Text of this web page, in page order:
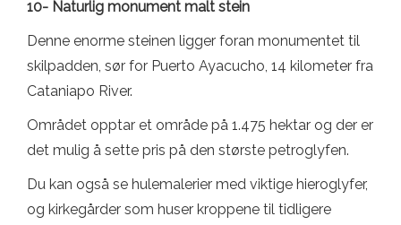
10- Naturlig monument malt stein
Denne enorme steinen ligger foran monumentet til
skilpadden, sør for Puerto Ayacucho, 14 kilometer fra
Cataniapo River.
Området opptar et område på 1.475 hektar og der er
det mulig å sette pris på den største petroglyfen.
Du kan også se hulemalerier med viktige hieroglyfer,
og kirkegårder som huser kroppene til tidligere